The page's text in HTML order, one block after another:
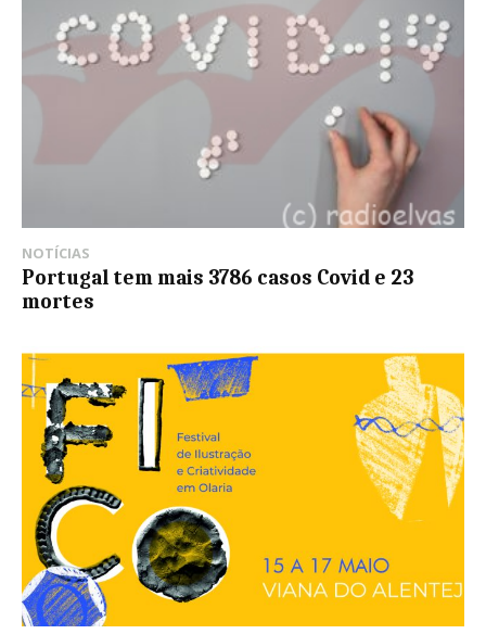
NOTÍCIAS
Portugal tem mais 3786 casos Covid e 23
mortes